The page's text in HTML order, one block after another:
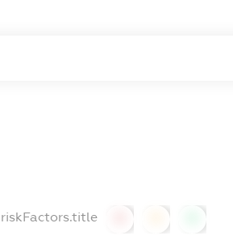
riskFactors.title